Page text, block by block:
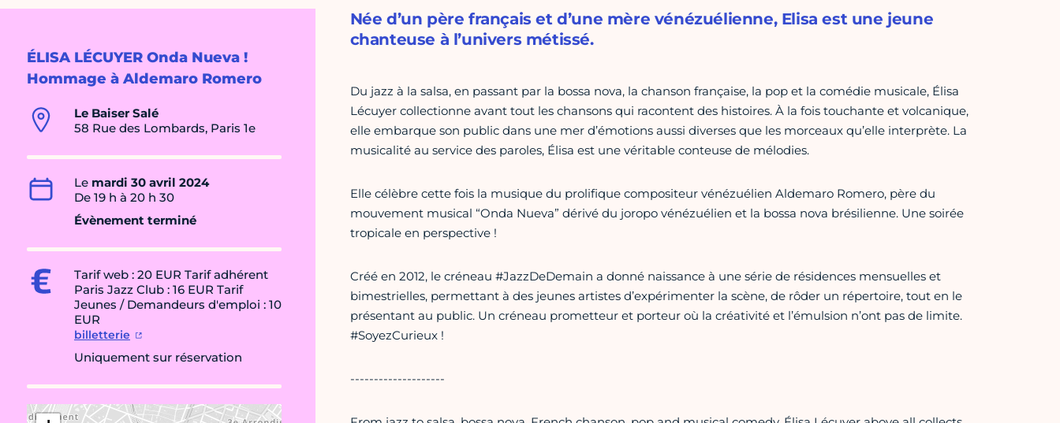
ÉLISA LÉCUYER Onda Nueva !
Hommage à Aldemaro Romero
Le Baiser Salé
58 Rue des Lombards, Paris 1e
Le mardi 30 avril 2024
De 19 h à 20 h 30
Évènement terminé
Tarif web : 20 EUR Tarif adhérent
Paris Jazz Club : 16 EUR Tarif
Jeunes / Demandeurs d'emploi : 10
EUR
billetterie
Uniquement sur réservation
Née d’un père français et d’une mère vénézuélienne, Elisa est une jeune
chanteuse à l’univers métissé.
Du jazz à la salsa, en passant par la bossa nova, la chanson française, la pop et la comédie musicale, Élisa
Lécuyer collectionne avant tout les chansons qui racontent des histoires. À la fois touchante et volcanique,
elle embarque son public dans une mer d’émotions aussi diverses que les morceaux qu’elle interprète. La
musicalité au service des paroles, Élisa est une véritable conteuse de mélodies.
Elle célèbre cette fois la musique du prolifique compositeur vénézuélien Aldemaro Romero, père du
mouvement musical “Onda Nueva” dérivé du joropo vénézuélien et la bossa nova brésilienne. Une soirée
tropicale en perspective !
Créé en 2012, le créneau #JazzDeDemain a donné naissance à une série de résidences mensuelles et
bimestrielles, permettant à des jeunes artistes d’expérimenter la scène, de rôder un répertoire, tout en le
présentant au public. Un créneau prometteur et porteur où la créativité et l’émulsion n’ont pas de limite.
#SoyezCurieux !
--------------------